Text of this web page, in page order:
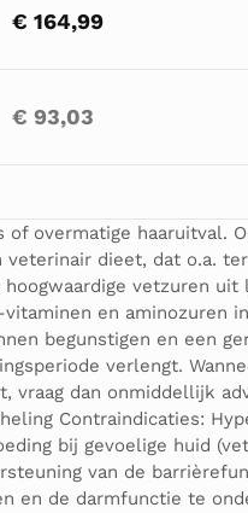
€ 164,99
€ 93,03
overmatige haaruitval.
dieet, dat o.a.
vetzuren
en aminozuren
begunstigen en een
verlengt.
dan onmiddellijk
Contraindicaties:
bij gevoelige huid
van de
en de darmfunctie te